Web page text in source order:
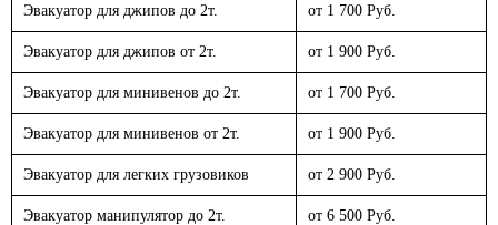
Эвакуатор для джипов до 2т. от 1 700 Руб.
Эвакуатор для джипов от 2т. от 1 900 Руб.
Эвакуатор для минивенов до 2т. от 1 700 Руб.
Эвакуатор для минивенов от 2т. от 1 900 Руб.
Эвакуатор для легких грузовиков от 2 900 Руб.
Эвакуатор манипулятор до 2т. от 6 500 Руб.